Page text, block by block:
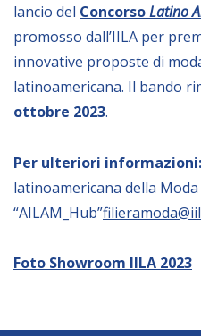
lancio del ConcorsoLatino
promosso dall’IILA per
innovative proposte di
latinoamericana. Il bando
ottobre 2023.
Per ulteriori informazioni:
latinoamericana della Moda
“AILAM_Hub”
Foto Showroom IILA 2023